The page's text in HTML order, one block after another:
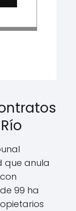
que anula
99 ha